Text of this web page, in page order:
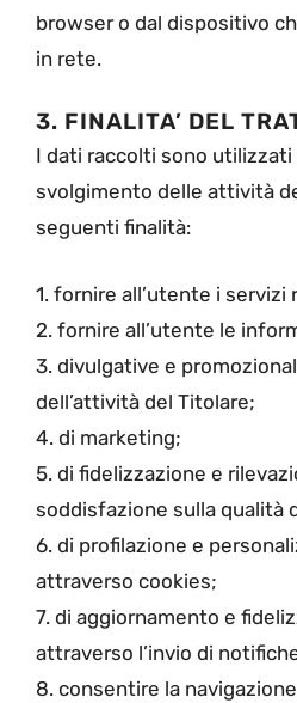
browser o dal dispositivo
in rete.
3. FINALITA’ DEL
I dati raccolti sono utilizzati
svolgimento delle attività
seguenti finalità:
1. fornire all’utente i servizi
2. fornire all’utente le
3. divulgative e
dell’attività del Titolare;
4. di marketing;
5. di fidelizzazione e
soddisfazione sulla qualità
6. di profilazione e
attraverso cookies;
7. di aggiornamento e
attraverso l’invio di
8. consentire la